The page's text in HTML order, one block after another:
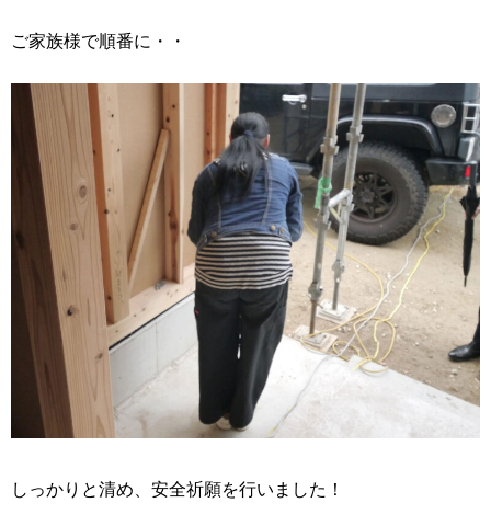
ご家族様で順番に・・
しっかりと清め、安全祈願を行いました！